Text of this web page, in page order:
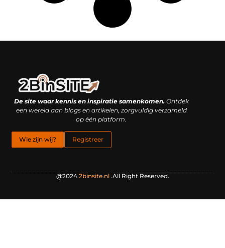
De site waar kennis en inspiratie samenkomen.Ontdek
een wereld aan blogs en artikelen, zorgvuldig verzameld
op één platform.
Wie zijn wij? Registreer
@2024 2binsite.nl.All Right Reserved.